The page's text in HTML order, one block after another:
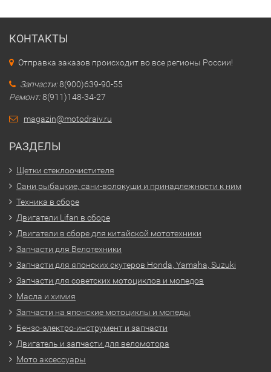
КОНТАКТЫ
Отправка заказов происходит во все регионы России!
Запчасти:8(900)639-90-55
Ремонт:8(911)148-34-27
magazin@motodraiv.ru
РАЗДЕЛЫ
Щетки стеклоочистителя
Сани рыбацкие, сани-волокуши и принадлежности к ним
Техника в сборе
Двигатели Lifan в сборе
Двигатели в сборе для китайской мототехники
Запчасти для Велотехники
Запчасти для японских скутеров Honda, Yamaha, Suzuki
Запчасти для советских мотоциклов и мопедов
Масла и химия
Запчасти на японские мотоциклы и мопеды
Бензо-электро-инструмент и запчасти
Двигатель и запчасти для веломотора
Мото аксессуары